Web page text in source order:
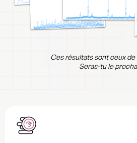
Ces résultats sont ceux
Seras-tu le